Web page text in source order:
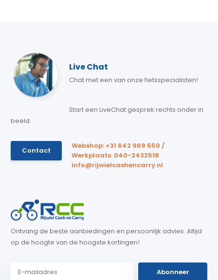
Live Chat
Chat met een van onze fietsspecialisten!
Start een LiveChat gesprek rechts onder in
beeld.
Contact
Webshop: +31 642 969 550 /
Werkplaats: 040-2432518
info@rijwielcashencarry.nl
Ontvang de beste aanbiedingen en persoonlijk advies. Altijd
op de hoogte van de hoogste kortingen!
Abonneer